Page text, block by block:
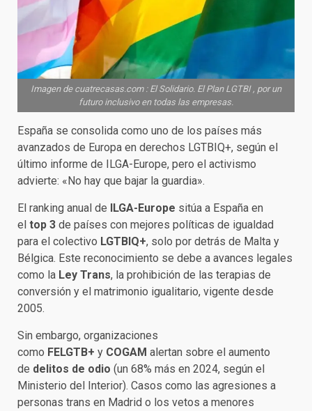
Imagen de cuatrecasas.com : El Solidario. El Plan LGTBI , por un
futuro inclusivo en todas las empresas.
España se consolida como uno de los países más
avanzados de Europa en derechos LGTBIQ+, según el
último informe de ILGA-Europe, pero el activismo
advierte: «No hay que bajar la guardia».
El ranking anual de ILGA-Europe sitúa a España en
el top 3 de países con mejores políticas de igualdad
para el colectivo LGTBIQ+, solo por detrás de Malta y
Bélgica. Este reconocimiento se debe a avances legales
como la Ley Trans, la prohibición de las terapias de
conversión y el matrimonio igualitario, vigente desde
2005.
Sin embargo, organizaciones
como FELGTB+ y COGAM alertan sobre el aumento
de delitos de odio (un 68% más en 2024, según el
Ministerio del Interior). Casos como las agresiones a
personas trans en Madrid o los vetos a menores